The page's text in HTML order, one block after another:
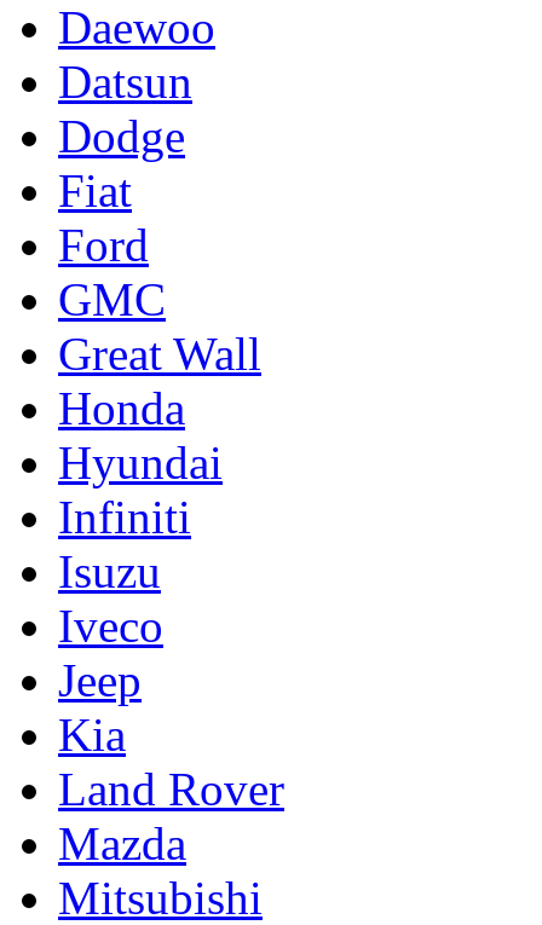
Daewoo
Datsun
Dodge
Fiat
Ford
GMC
Great Wall
Honda
Hyundai
Infiniti
Isuzu
Iveco
Jeep
Kia
Land Rover
Mazda
Mitsubishi